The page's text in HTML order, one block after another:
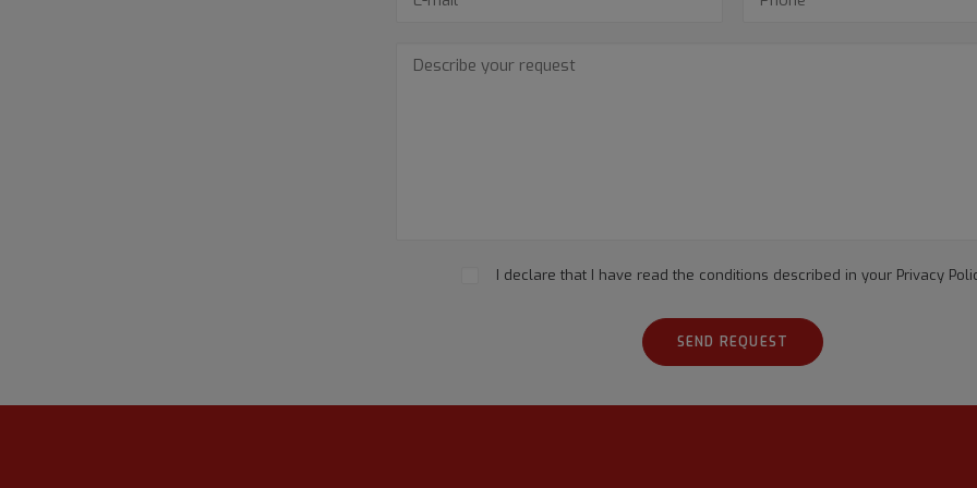
I declare that I have read the conditions described in your Privacy